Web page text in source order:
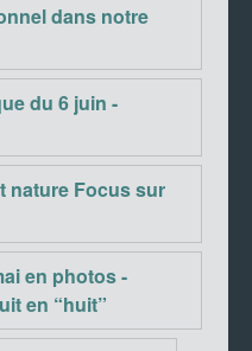
dans notre
du 6 juin -
nature Focus sur
en photos -
en “huit”